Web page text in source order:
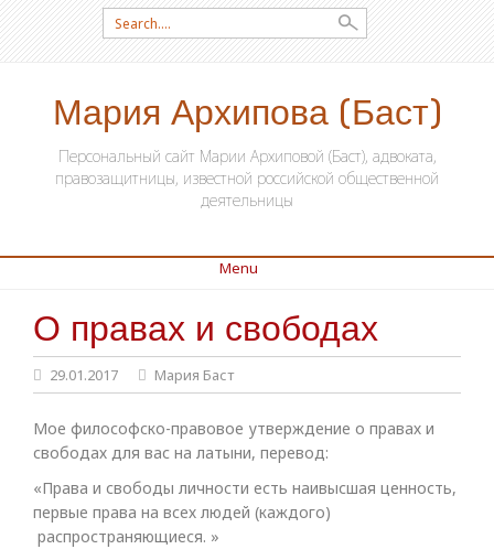
Search for:
Мария Архипова (Баст)
Персональный сайт Марии Архиповой (Баст), адвоката,
правозащитницы, известной российской общественной
деятельницы
Menu
SKIP TO CONTENT
О правах и свободах
29.01.2017 Мария Баст
Мое философско-правовое утверждение о правах и
свободах для вас на латыни, перевод:
«Права и свободы личности есть наивысшая ценность,
первые права на всех людей (каждого)
распространяющиеся. »